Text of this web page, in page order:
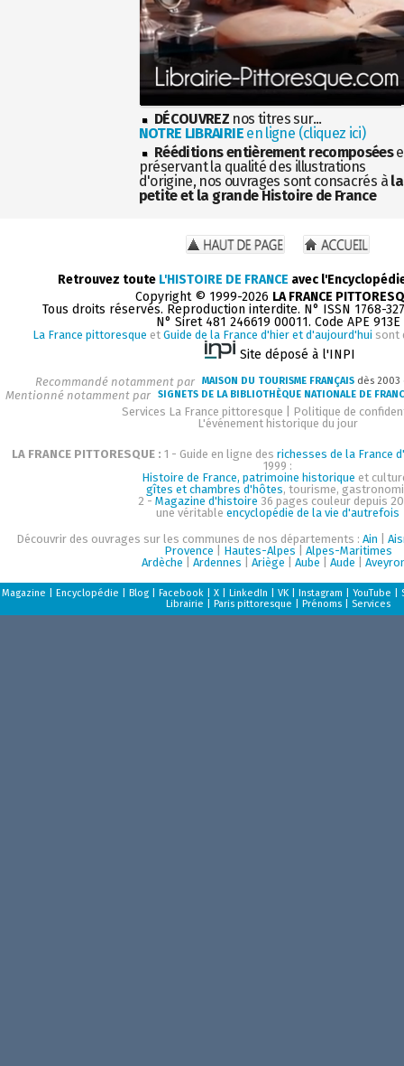
DÉCOUVREZ nos titres sur...
NOTRE LIBRAIRIEen ligne (cliquez ici)
Rééditions entièrement recomposées
préservant la qualité des illustrations
d'origine, nos ouvrages sont consacrés à la
petite et la grande Histoire de France
Retrouvez toute L'HISTOIRE DE FRANCE avec
Copyright © 1999-2026 LA FRANCE
Tous droits réservés. Reproduction interdite. N° ISSN 1768-
N° Siret 481 246619 00011. Code APE 913E
La France pittoresque et Guide de la France d'hier et d'aujourd'hui sont
Site déposé à l'INPI
Recommandé notamment par MAISON DU TOURISME FRANÇAIS dès
Mentionné notamment par SIGNETS DE LA BIBLIOTHÈQUE NATIONALE DE
Services La France pittoresque
Politique de
L'événement historique du jour
LA FRANCE PITTORESQUE : 1 - Guide en ligne des richesses de la France
1999 :
Histoire de France, patrimoine historique et
gîtes et chambres d'hôtes, tourisme,
2 - Magazine d'histoire 36 pages couleur depuis
une véritable encyclopédie de la vie d'autrefois
Découvrir des ouvrages sur les communes de nos départements : Ain
Provence
Hautes-Alpes
Alpes-Maritimes
Ardèche
Ardennes Ariège Aube Aude
Magazine Encyclopédie Blog| Facebook| X| LinkedIn VK| Instagram YouTube
Librairie
Paris pittoresque Prénoms| Services